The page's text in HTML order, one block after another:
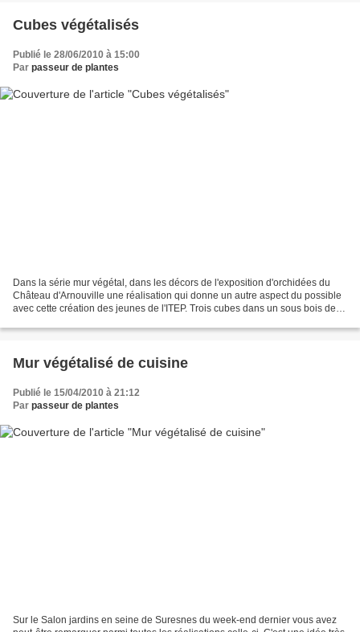
Cubes végétalisés
Publié le 28/06/2010 à 15:00
Par passeur de plantes
Dans la série mur végétal, dans les décors de l'exposition d'orchidées du
Château d'Arnouville une réalisation qui donne un autre aspect du possible
avec cette création des jeunes de l'ITEP. Trois cubes dans un sous bois de
Mur végétalisé de cuisine
Publié le 15/04/2010 à 21:12
Par passeur de plantes
Sur le Salon jardins en seine de Suresnes du week-end dernier vous avez